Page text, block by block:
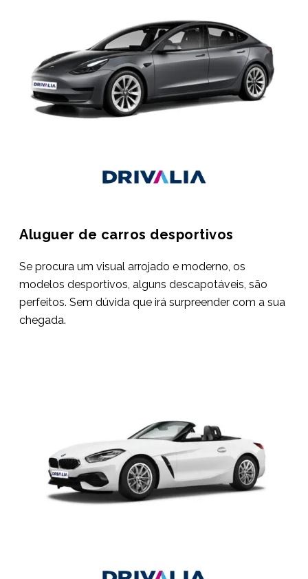
Aluguer de carros desportivos
Se procura um visual arrojado e moderno, os
modelos desportivos, alguns descapotáveis, são
perfeitos. Sem dúvida que irá surpreender com a sua
chegada.